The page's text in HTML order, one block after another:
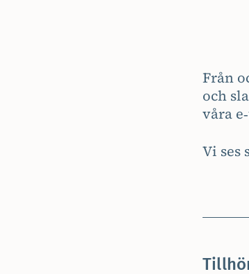
Från
och
våra
Vi ses